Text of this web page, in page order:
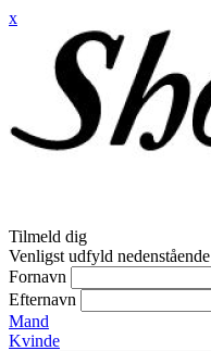
x
Tilmeld dig
Venligst udfyld nedenstående
Fornavn
Efternavn
Mand
Kvinde